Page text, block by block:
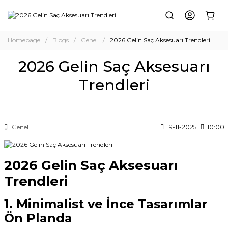
Homepage Blogs Genel 2026 Gelin Saç Aksesuarı Trendleri
2026 Gelin Saç Aksesuarı
Trendleri
Genel 19-11-2025 10:00
2026 Gelin Saç Aksesuarı
Trendleri
1. Minimalist ve İnce Tasarımlar
Ön Planda